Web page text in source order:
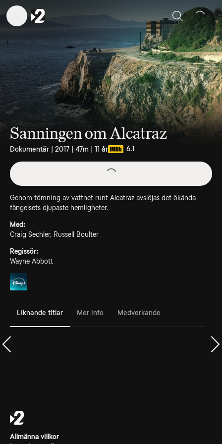
Sök
Sanningen om Alcatraz
Dokumentär | 2017 | 47m | 11 år 6.1
Genom tömning av vattnet runt Alcatraz avslöjas det ökända
fängelsets djupaste hemligheter.
Med:
Craig Sechler, Russell Boulter
Regissör:
Wayne Abbott
Liknande titlar Mer info Medverkande
Allmänna villkor